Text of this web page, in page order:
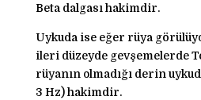
Beta dalgası hakimdir.
Uykuda ise eğer rüya
ileri düzeyde gevşemelerde
rüyanın olmadığı derin
3 Hz) hakimdir.